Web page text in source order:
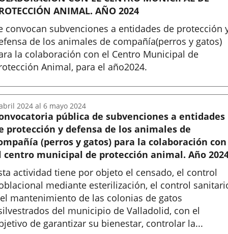
ANIMAL. AÑO 2024
convocan subvenciones a entidades de protección
de los animales de compañía(perros y gatos)
la colaboración con el Centro Municipal de
Animal, para el año2024.
pública de subvenciones a entidades
protección y defensa de los animales de
(perros y gatos) para la colaboración con
centro municipal de protección animal. Año
actividad tiene por objeto el censado, el control
mediante esterilización, el control
mantenimiento de las colonias de gatos
del municipio de Valladolid, con el
de garantizar su bienestar, controlar la...
2024 al 6 mayo 2024